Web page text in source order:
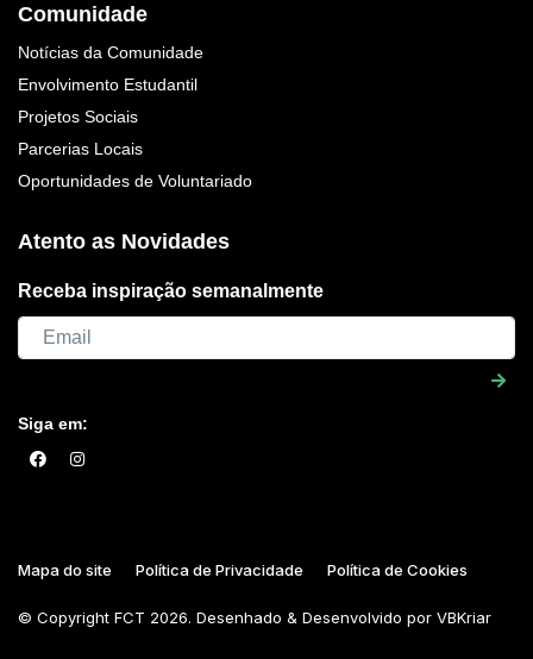
Comunidade
Notícias da Comunidade
Envolvimento Estudantil
Projetos Sociais
Parcerias Locais
Oportunidades de Voluntariado
Atento as Novidades
Receba inspiração semanalmente
Siga em:
Mapa do site Política de Privacidade Política de Cookies
© Copyright FCT 2026. Desenhado & Desenvolvido por VBKriar